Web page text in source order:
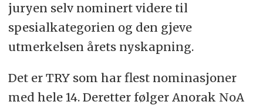
juryen selv nominert videre til
spesialkategorien og den gjeve
utmerkelsen årets nyskapning.
Det er TRY som har flest nominasjoner
med hele 14. Deretter følger Anorak NoA